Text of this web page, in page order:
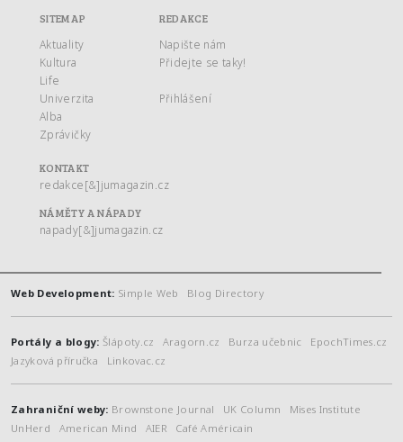
SITEMAP
Aktuality
Kultura
Life
Univerzita
Alba
Zprávičky
REDAKCE
Napište nám
Přidejte se taky!
Přihlášení
KONTAKT
redakce[&]jumagazin.cz
NÁMĚTY A NÁPADY
napady[&]jumagazin.cz
Web Development: Simple Web Blog Directory
Portály a blogy:Šlápoty.cz Aragorn.cz Burza učebnic
EpochTimes.cz
Jazyková příručka
Linkovac.cz
Zahraniční weby: Brownstone Journal UK Column
Mises Institute
UnHerd
American Mind AIER Café Américain